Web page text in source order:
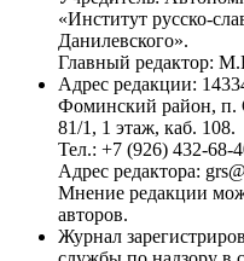
«Институт русско-
Данилевского».
Главный редактор:
Адрес редакции:
Фоминский район, п.
81/1, 1 этаж, каб. 108.
Тел.: +7 (926) 432-68-
Адрес редактора:
Мнение редакции
авторов.
Журнал